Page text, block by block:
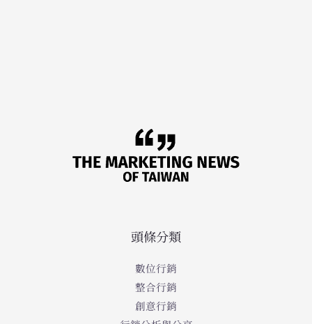
頭條分類
數位行銷
整合行銷
創意行銷